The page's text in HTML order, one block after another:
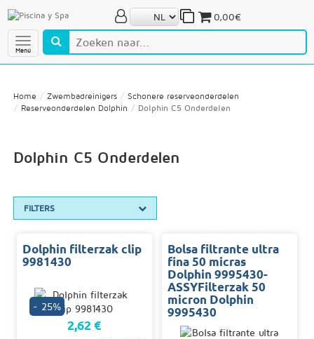
Menú
0,00€
Home Zwembadreinigers
Schonere reserveonderdelen
Reserveonderdelen Dolphin
Dolphin C5 Onderdelen
Dolphin C5 Onderdelen
FILTERS
Dolphin filterzak clip
9981430
- 25%
2,62 €
Bolsa filtrante ultra
fina 50 micras
Dolphin 9995430-
ASSYFilterzak 50
micron Dolphin
9995430